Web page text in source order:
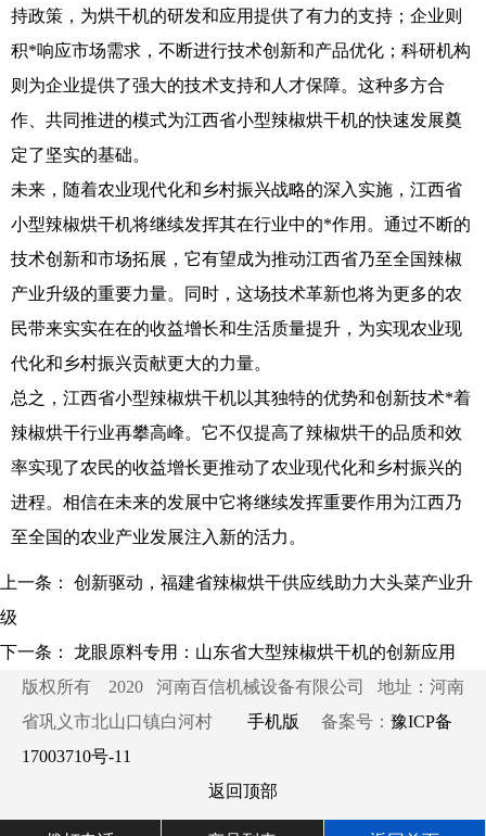
持政策，为烘干机的研发和应用提供了有力的支持；企业则
积*响应市场需求，不断进行技术创新和产品优化；科研机构
则为企业提供了强大的技术支持和人才保障。这种多方合
作、共同推进的模式为江西省小型辣椒烘干机的快速发展奠
定了坚实的基础。
未来，随着农业现代化和乡村振兴战略的深入实施，江西省
小型辣椒烘干机将继续发挥其在行业中的*作用。通过不断的
技术创新和市场拓展，它有望成为推动江西省乃至全国辣椒
产业升级的重要力量。同时，这场技术革新也将为更多的农
民带来实实在在的收益增长和生活质量提升，为实现农业现
代化和乡村振兴贡献更大的力量。
总之，江西省小型辣椒烘干机以其独特的优势和创新技术*着
辣椒烘干行业再攀高峰。它不仅提高了辣椒烘干的品质和效
率实现了农民的收益增长更推动了农业现代化和乡村振兴的
进程。相信在未来的发展中它将继续发挥重要作用为江西乃
至全国的农业产业发展注入新的活力。
上一条： 创新驱动，福建省辣椒烘干供应线助力大头菜产业升
级
下一条： 龙眼原料专用：山东省大型辣椒烘干机的创新应用
版权所有 2020 河南百信机械设备有限公司 地址：河南
省巩义市北山口镇白河村 手机版 备案号： 豫ICP备
17003710号-11
返回顶部